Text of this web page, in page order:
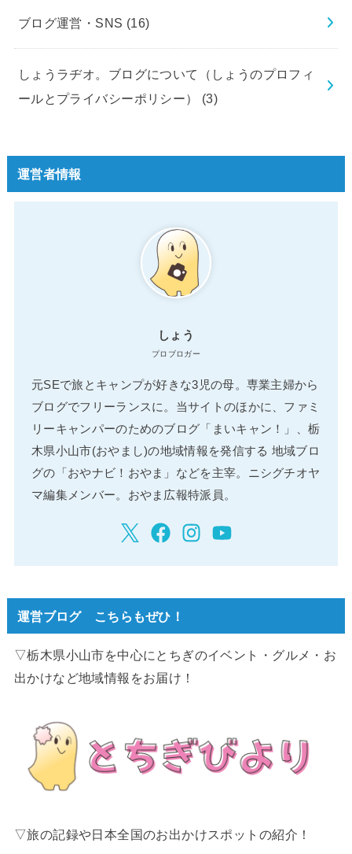
ブログ運営・SNS (16)
しょうラヂオ。ブログについて（しょうのプロフィ
ールとプライバシーポリシー） (3)
運営者情報
しょう
プロブロガー
元SEで旅とキャンプが好きな3児の母。専業主婦から
ブログでフリーランスに。当サイトのほかに、ファミ
リーキャンパーのためのブログ「まいキャン！」、栃
木県小山市(おやまし)の地域情報を発信する 地域ブロ
グの「おやナビ！おやま」などを主宰。ニシグチオヤ
マ編集メンバー。おやま広報特派員。
運営ブログ こちらもぜひ！
▽栃木県小山市を中心にとちぎのイベント・グルメ・お
出かけなど地域情報をお届け！
▽旅の記録や日本全国のお出かけスポットの紹介！